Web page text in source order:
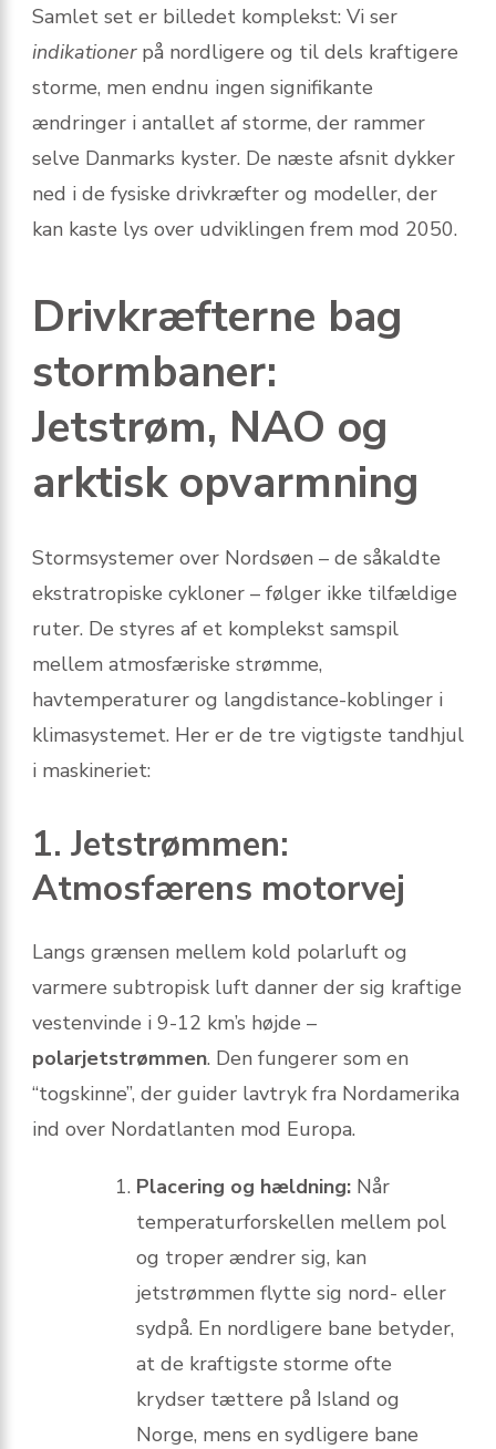
Samlet set er billedet komplekst: Vi ser
indikationerpå nordligere og til dels kraftigere
storme, men endnu ingen signifikante
ændringer i antallet af storme, der rammer
selve Danmarks kyster. De næste afsnit dykker
ned i de fysiske drivkræfter og modeller, der
kan kaste lys over udviklingen frem mod 2050.
Drivkræfterne bag
stormbaner:
Jetstrøm, NAO og
arktisk opvarmning
Stormsystemer over Nordsøen – de såkaldte
ekstratropiske cykloner – følger ikke tilfældige
ruter. De styres af et komplekst samspil
mellem atmosfæriske strømme,
havtemperaturer og langdistance-koblinger i
klimasystemet. Her er de tre vigtigste tandhjul
i maskineriet:
1. Jetstrømmen:
Atmosfærens motorvej
Langs grænsen mellem kold polarluft og
varmere subtropisk luft danner der sig kraftige
vestenvinde i 9-12 km’s højde –
polarjetstrømmen. Den fungerer som en
“togskinne”, der guider lavtryk fra Nordamerika
ind over Nordatlanten mod Europa.
Placering og hældning: Når
temperaturforskellen mellem pol
og troper ændrer sig, kan
jetstrømmen flytte sig nord- eller
sydpå. En nordligere bane betyder,
at de kraftigste storme ofte
krydser tættere på Island og
Norge, mens en sydligere bane